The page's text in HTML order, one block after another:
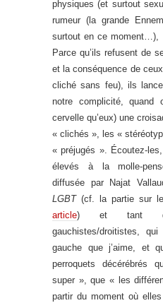
physiques (et surtout
rumeur (la grande
surtout en ce moment…),
Parce qu’ils refusent de
et la conséquence de
cliché sans feu), ils
notre complicité,
cervelle qu’eux) une
« clichés », les «
« préjugés ». Écoutez-
élevés à la molle-
diffusée par Najat
LGBT(cf. la partie sur
article) et tant de
gauchistes/droitistes,
gauche que j’aime, et
perroquets décérébrés
super », que « les
partir du moment où